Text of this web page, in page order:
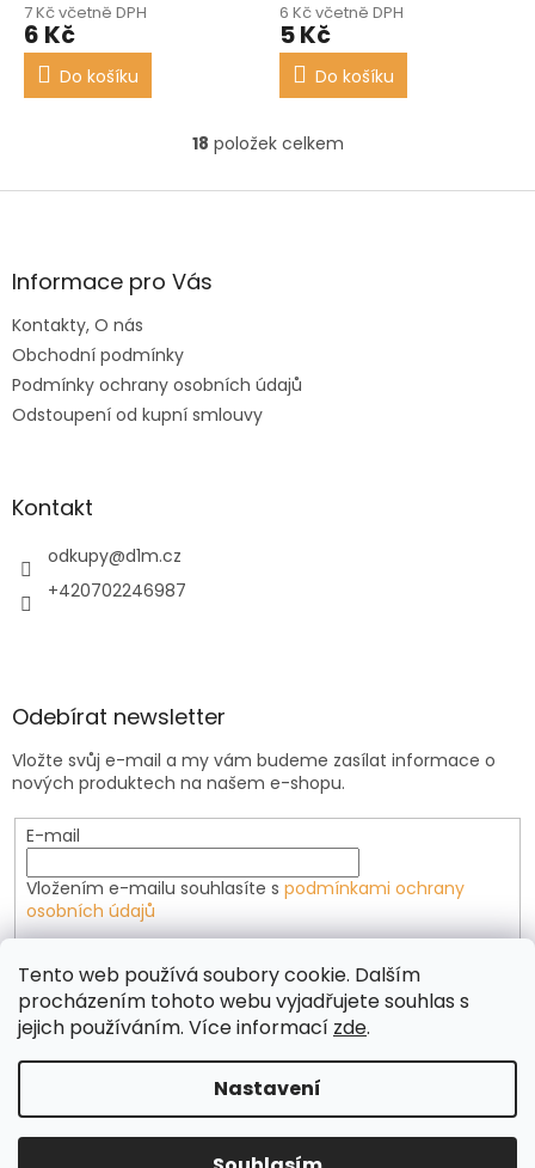
Tento web používá soubory cookie. Dalším
procházením tohoto webu vyjadřujete souhlas s
jejich používáním. Více informací zde.
Nastavení
7 Kč včetně DPH
6 Kč
Do košíku
6 Kč včetně DPH
5 Kč
Do košíku
O
l
v
18 položek celkem
Z
aInformace pro Vás
Kontakty, O nás
Obchodní podmínky
Podmínky ochrany osobních údajů
Odstoupení od kupní smlouvy
Kontakt
odkupy@d1m.cz
+420702246987
Odebírat newsletter
Vložte svůj e-mail a my vám budeme zasílat informace o
nových produktech na našem e-shopu.
E-mail
Vložením e-mailu souhlasíte s podmínkami ochrany
osobních údajů
PŘIHLÁSIT SE
Vytvořil Shoptet Premium
Copyright 2026D1M Velkoobchod. Všechna práva